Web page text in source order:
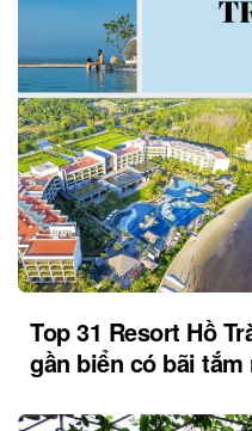
Top 31 Resort Hồ
gần biển có bãi